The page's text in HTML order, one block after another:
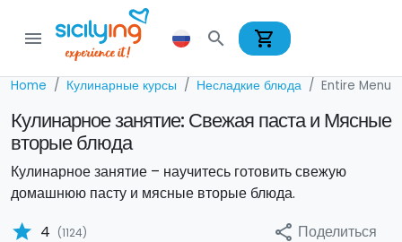
menu search shopping_cart
Home Кулинарные курсы Несладкие блюда Entire Menu
Кулинарное занятие: Свежая паста и Мясные
вторые блюда
Кулинарное занятие – научитесь готовить свежую
домашнюю пасту и мясные вторые блюда.
star 4 (1124) share Поделиться